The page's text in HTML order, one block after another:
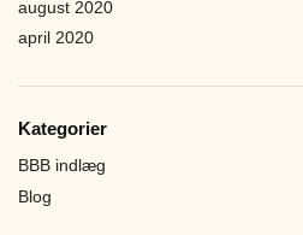
august 2020
april 2020
Kategorier
BBB indlæg
Blog